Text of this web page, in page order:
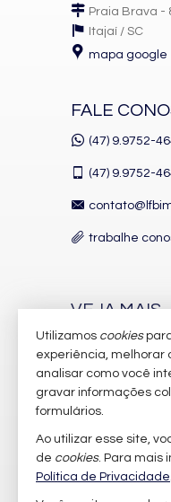
Praia Brava -
Itajaí / SC
mapa google
FALE
(47) 9.9752-
(47) 9.9752-
trabalhe
VEJA MAIS
receba
indicadores
imóveis
mapa de
Utilizamos cookies
experiência, melhorar
analisar como você
gravar informações
formulários.
Ao utilizar esse site,
de cookies. Para mais
Política de Privacidade